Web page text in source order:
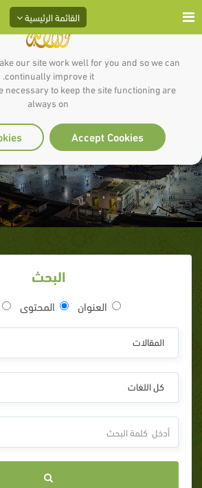
our site work well for you and so we can
continually improve it.
necessary to keep the site functioning are
always on
Accept Cookies
القائمة الرئيسية
الشريط
البحث
العنوان المحتوى
المقالات
كل اللغات